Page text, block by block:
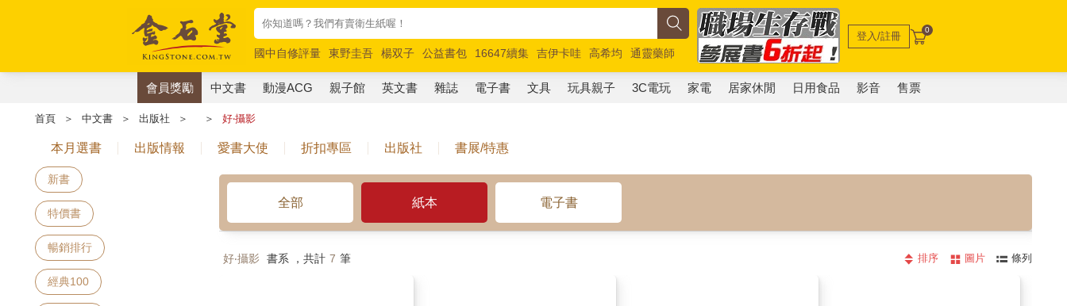
國中自修評量 東野圭吾 楊双子 公益書包 16647續集 吉伊卡哇 高希均
通靈藥師
唯紅花綻放
奧德賽 路邊攤新作 馬斯克 玩具總動員5 超慢跑
登入/註冊 0
會員獎勵 中文書 動漫ACG 親子館 英文書 雜誌 電子書 文具 玩具親子 3C電玩 家電 居家休閒 日用食品 影音 售票
首頁 ＞ 中文書 ＞ 出版社 ＞ ＞ 好‧攝影
本月選書 出版情報 愛書大使 折扣專區 出版社 書展/特惠
新書
特價書
暢銷排行
經典100
全部 紙本 電子書
好‧攝影 書系 ，共計 7 筆 排序 圖片 條列